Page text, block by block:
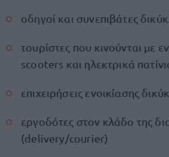
οδηγοί και συνεπιβάτες
τουρίστες που κινούνται με
scooters και ηλεκτρικά
επιχειρήσεις ενοικίασης
εργοδότες στον κλάδο της
(delivery/courier)